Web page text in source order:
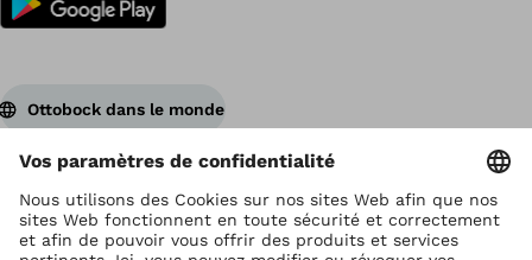
Ottobock dans le monde
Ottobock est titulaire du droit d’auteur
Paramètres de protection des données